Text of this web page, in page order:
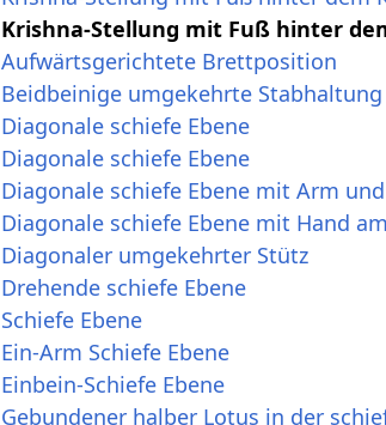
Krishna-Stellung mit Fuß hinter
Aufwärtsgerichtete Brettposition
Beidbeinige umgekehrte Stabhaltung
Diagonale schiefe Ebene
Diagonale schiefe Ebene
Diagonale schiefe Ebene mit Arm
Diagonale schiefe Ebene mit Hand
Diagonaler umgekehrter Stütz
Drehende schiefe Ebene
Schiefe Ebene
Ein-Arm Schiefe Ebene
Einbein-Schiefe Ebene
Gebundener halber Lotus in der